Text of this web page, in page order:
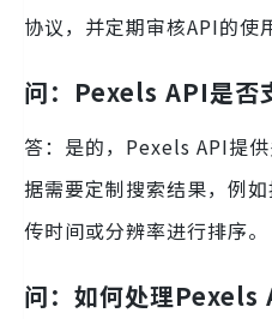
协议，并定期审核API的使
问：Pexels API是否
答：是的，Pexels API提
据需要定制搜索结果，例
传时间或分辨率进行排序。
问：如何处理Pexels